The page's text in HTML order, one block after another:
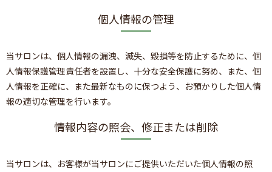
個人情報の管理
当サロンは、個人情報の漏洩、滅失、毀損等を防止するために、個
人情報保護管理責任者を設置し、十分な安全保護に努め、また、個
人情報を正確に、また最新なものに保つよう、お預かりした個人情
報の適切な管理を行います。
情報内容の照会、修正または削除
当サロンは、お客様が当サロンにご提供いただいた個人情報の照